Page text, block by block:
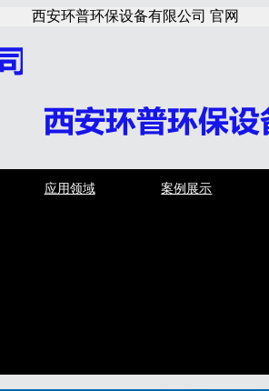
西安环普环保设备有限公司 官网
应用领域 案例展示